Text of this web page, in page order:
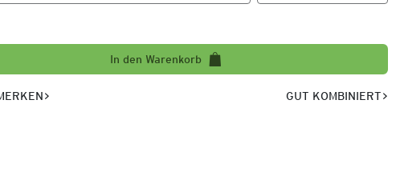
In den Warenkorb
GUT KOMBINIERT